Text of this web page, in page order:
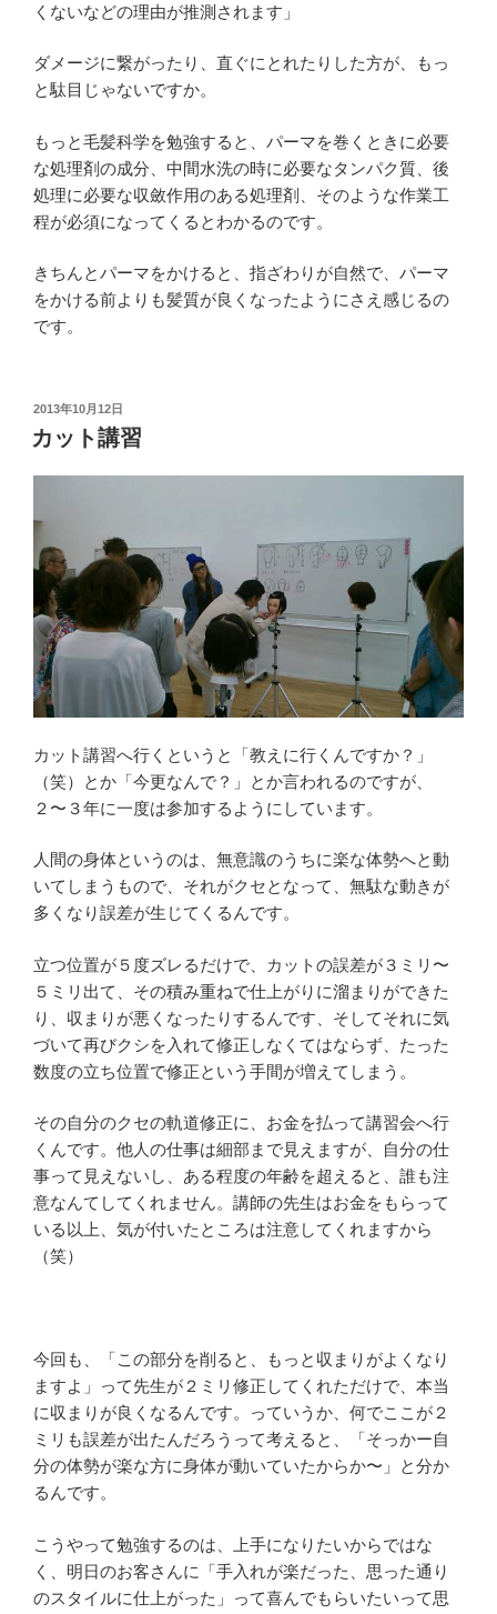
くないなどの理由が推測されます」
ダメージに繋がったり、直ぐにとれたりした方が、もっ
と駄目じゃないですか。
もっと毛髪科学を勉強すると、パーマを巻くときに必要
な処理剤の成分、中間水洗の時に必要なタンパク質、後
処理に必要な収斂作用のある処理剤、そのような作業工
程が必須になってくるとわかるのです。
きちんとパーマをかけると、指ざわりが自然で、パーマ
をかける前よりも髪質が良くなったようにさえ感じるの
です。
投
稿
日:
2013年10月12日
カット講習
カット講習へ行くというと「教えに行くんですか？」
（笑）とか「今更なんで？」とか言われるのですが、
２〜３年に一度は参加するようにしています。
人間の身体というのは、無意識のうちに楽な体勢へと動
いてしまうもので、それがクセとなって、無駄な動きが
多くなり誤差が生じてくるんです。
立つ位置が５度ズレるだけで、カットの誤差が３ミリ〜
５ミリ出て、その積み重ねで仕上がりに溜まりができた
り、収まりが悪くなったりするんです、そしてそれに気
づいて再びクシを入れて修正しなくてはならず、たった
数度の立ち位置で修正という手間が増えてしまう。
その自分のクセの軌道修正に、お金を払って講習会へ行
くんです。他人の仕事は細部まで見えますが、自分の仕
事って見えないし、ある程度の年齢を超えると、誰も注
意なんてしてくれません。講師の先生はお金をもらって
いる以上、気が付いたところは注意してくれますから
（笑）
今回も、「この部分を削ると、もっと収まりがよくなり
ますよ」って先生が２ミリ修正してくれただけで、本当
に収まりが良くなるんです。っていうか、何でここが２
ミリも誤差が出たんだろうって考えると、「そっかー自
分の体勢が楽な方に身体が動いていたからか〜」と分か
るんです。
こうやって勉強するのは、上手になりたいからではな
く、明日のお客さんに「手入れが楽だった、思った通り
のスタイルに仕上がった」って喜んでもらいたいって思